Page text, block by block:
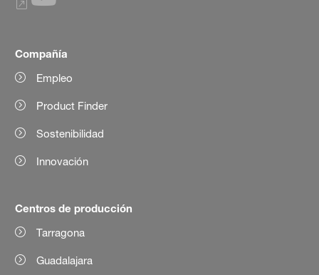
Compañía
Empleo
Product Finder
Sostenibilidad
Innovación
Centros de producción
Tarragona
Guadalajara